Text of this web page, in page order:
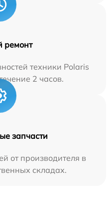
ремонт
техники Polaris
2 часов.
запчасти
от производителя в
складах.